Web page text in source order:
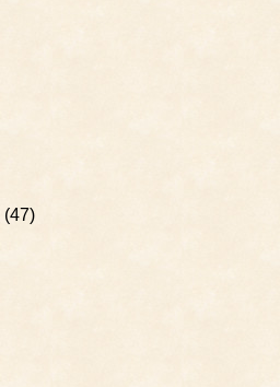
(47)